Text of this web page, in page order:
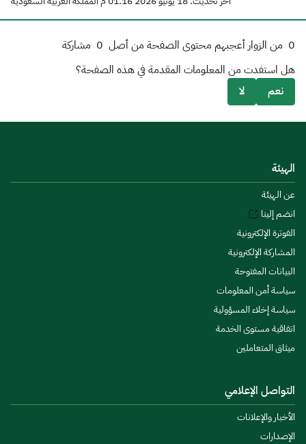
0 من الزوار أعجبهم محتوى الصفحة من أصل 0 مشاركة
هل استفدت من المعلومات المقدمة في هذه الصفحة؟
نعم
لا
الهيئة
عن الهيئة
انضم إلينا
الفوترة الإلكترونية
المشاركة الإلكترونية
البيانات المفتوحة
سياسة أمن المعلومات
سياسة إخلاء المسؤولية
اتفاقية مستوى الخدمة
ميثاق المتعاملين
التواصل الإعلامي
الأخبار والإعلانات
الإصدارات